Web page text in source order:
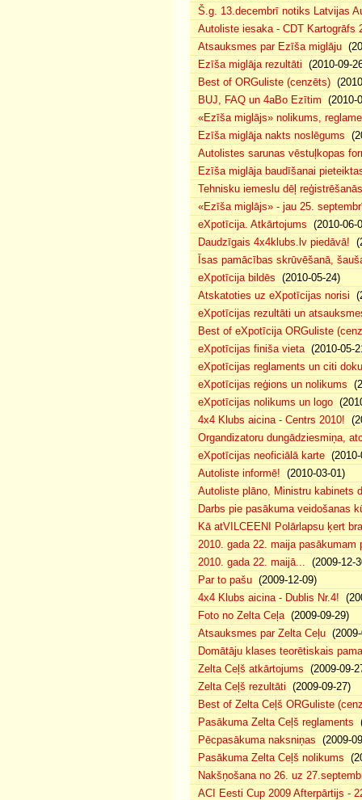
Š.g. 13.decembrī notiks Latvijas
Autoliste iesaka - CDT Kartogrāfs
Atsauksmes par Ezīša miglāju
Ezīša miglāja rezultāti (2010-09-
Best of ORGuliste (cenzēts)
BUJ, FAQ un 4aBo Ezītim (2010-
«Ezīša miglājs» nolikums,
Ezīša miglāja nakts noslēgums
Autolistes sarunas vēstuļkopas
Ezīša miglāja baudīšanai
Tehnisku iemeslu dēļ
«Ezīša miglājs» - jau 25.
eXpotīcija. Atkārtojums (2010-06-
Daudzīgais 4x4klubs.lv piedāvā!
Īsas pamācības skrūvēšanā,
eXpotīcija bildēs (2010-05-24)
Atskatoties uz eXpotīcijas norisi
eXpotīcijas rezultāti un
Best of eXpotīcija ORGuliste
eXpotīcijas finiša vieta(2010-05-
eXpotīcijas reglaments un citi
eXpotīcijas reģions un nolikums
eXpotīcijas nolikums un logo
4x4 Klubs aicina - Centrs 2010!
Organdizatoru dungādziesmiņa,
eXpotīcijas neoficiālā karte
Autoliste informē! (2010-03-01)
Autoliste plāno, Ministru kabinets
Darbs pie pasākuma veidošanas
Kā atVILCEENI Polārlapsu ķert
2010. gada 22. maija
2010. gada 22. maijā... (2009-12-
Par to pašu (2009-12-09)
4x4 Klubs aicina - Dublis Nr.4!
Foto no Zelta Ceļa(2009-09-29)
Atsauksmes par Zelta Ceļu
Domātāju klases teorētiskais
Zelta Ceļš atkārtojums (2009-09-
Zelta Ceļš rezultāti (2009-09-27)
Best of Zelta Ceļš ORGuliste
Pasākuma Zelta Ceļš reglaments
Pēcpasākuma naksniņas (2009-
Pasākuma Zelta Ceļš nolikums
Nakšņošana no 26. uz
ACI Eesti Cup 2009 Afterpārtijs -